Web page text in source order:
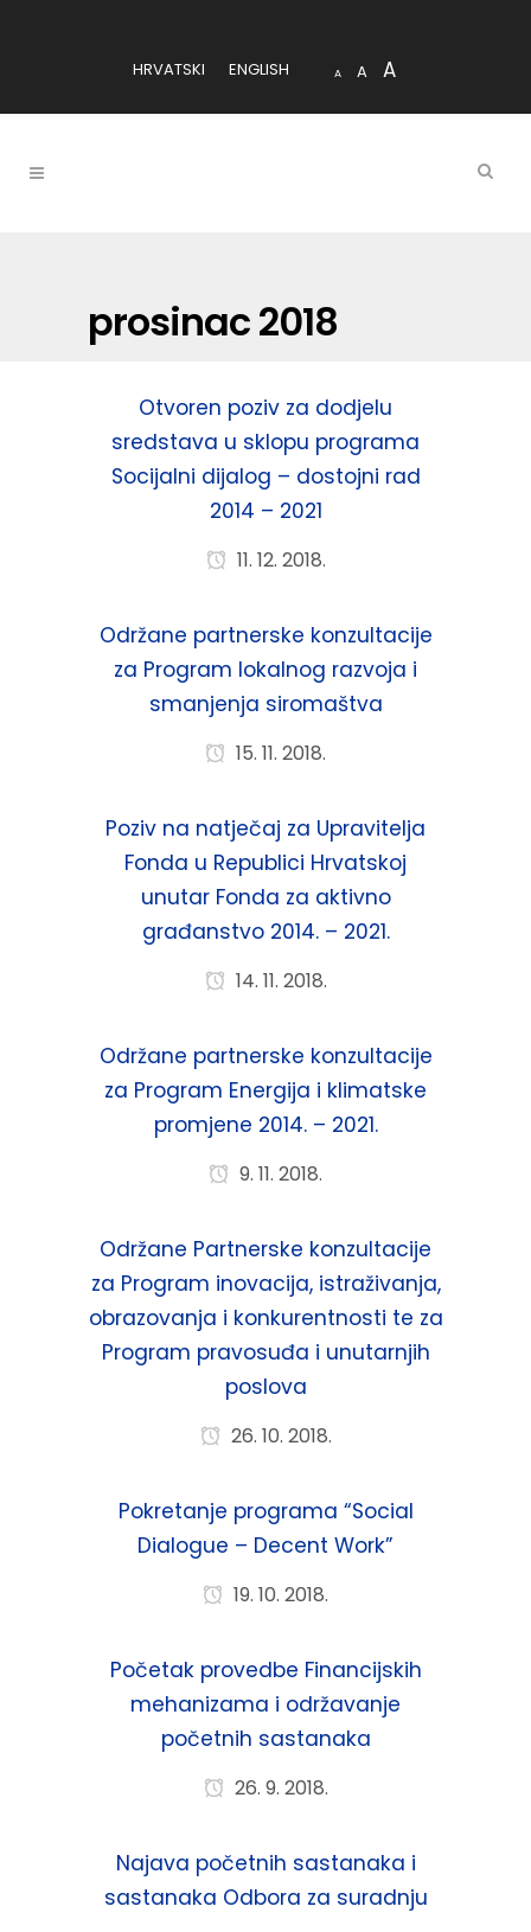
HRVATSKI ENGLISH A A A
prosinac 2018
Otvoren poziv za dodjelu
sredstava u sklopu programa
Socijalni dijalog – dostojni rad
2014 – 2021
11. 12. 2018.
Održane partnerske konzultacije
za Program lokalnog razvoja i
smanjenja siromaštva
15. 11. 2018.
Poziv na natječaj za Upravitelja
Fonda u Republici Hrvatskoj
unutar Fonda za aktivno
građanstvo 2014. – 2021.
14. 11. 2018.
Održane partnerske konzultacije
za Program Energija i klimatske
promjene 2014. – 2021.
9. 11. 2018.
Održane Partnerske konzultacije
za Program inovacija, istraživanja,
obrazovanja i konkurentnosti te za
Program pravosuđa i unutarnjih
poslova
26. 10. 2018.
Pokretanje programa “Social
Dialogue – Decent Work”
19. 10. 2018.
Početak provedbe Financijskih
mehanizama i održavanje
početnih sastanaka
26. 9. 2018.
Najava početnih sastanaka i
sastanaka Odbora za suradnju